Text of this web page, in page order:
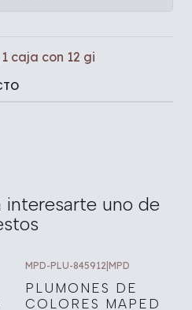
caja con 12 gi
interesarte uno de
MPD-PLU-845912 MPD
PLUMONES DE
COLORES MAPED